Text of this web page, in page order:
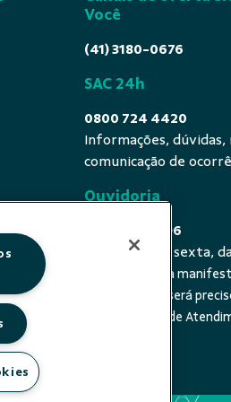
- De
Você
(41) 3180-0676
SAC 24h
0800 724 4420
Informações, dúvidas,
comunicação de
Ouvidoria
0800 725 0996
De segunda a sexta,
É a sua primeira
tema? Se sim, será
com a Central de